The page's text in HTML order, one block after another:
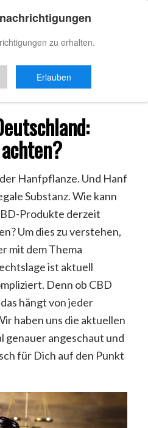
in Deutschland
Hanfpflanze. Und Hanf
Substanz. Wie kann
Produkte derzeit
Um dies zu verstehen,
mit dem Thema
ist aktuell
Denn ob CBD
hängt von jeder
haben uns die aktuellen
genauer angeschaut und
für Dich auf den Punkt
zu erhalten.
Erlauben